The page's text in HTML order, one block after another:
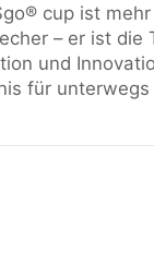
cup ist
– er ist die
und
für